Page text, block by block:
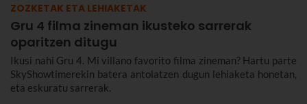
ZOZKETAK ETA LEHIAKETAK
Gru 4 filma zineman ikusteko sarrerak
oparitzen ditugu
Ikusi nahi Gru 4. Mi villano favorito filma zineman? Hartu parte
SkyShowtimerekin batera antolatzen dugun lehiaketa honetan,
eta eskuratu sarrerak.